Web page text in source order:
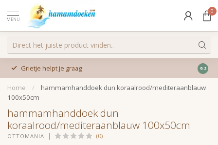
MENU
0
Grietje helpt je graag 9.2
Home /
hammamhanddoek dun koraalrood/mediteraanblauw
100x50cm
hammamhanddoek dun
koraalrood/mediteraanblauw 100x50cm
OTTOMANIA (0)